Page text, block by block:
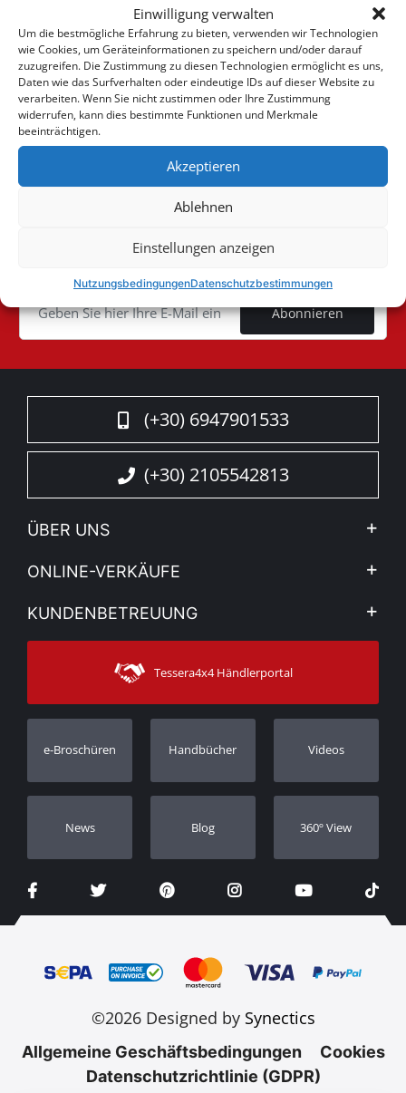
Einwilligung verwalten
Um die bestmögliche Erfahrung zu bieten, verwenden wir Technologien
wie Cookies, um Geräteinformationen zu speichern und/oder darauf
zuzugreifen. Die Zustimmung zu diesen Technologien ermöglicht es uns,
Daten wie das Surfverhalten oder eindeutige IDs auf dieser Website zu
verarbeiten. Wenn Sie nicht zustimmen oder Ihre Zustimmung
widerrufen, kann dies bestimmte Funktionen und Merkmale
beeinträchtigen.
Akzeptieren
Ablehnen
Einstellungen anzeigen
NutzungsbedingungenDatenschutzbestimmungen
herunterladen
Unternehmensnachrichten
Sonderangebote
Sie wollen keine Gelegenheit
verpassen?
Abonnieren
(+30) 6947901533
(+30) 2105542813
ÜBER UNS
Firma
Sehen Sie unsere Nachrichten
Sitemap
ONLINE-VERKÄUFE
Mein Konto
Versandarten
KUNDENBETREUUNG
Kontakt
Kundendienst
Bestellung verfolgen
Händler
Tessera4x4 Händlerportal
e-Broschüren Handbücher Videos
Νews Blog 360º View
©2026 Designed by Synectics
Allgemeine Geschäftsbedingungen
Cookies
Datenschutzrichtlinie (GDPR)